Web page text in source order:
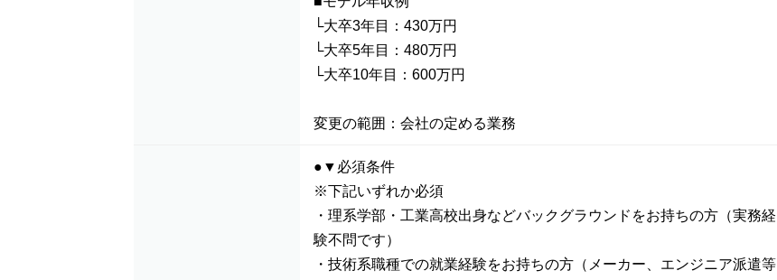
└大卒3年目：430万円
└大卒5年目：480万円
└大卒10年目：600万円
変更の範囲：会社の定める業務
●▼必須条件
※下記いずれか必須
・理系学部・工業高校出身などバックグラウンドをお持ちの方（実務経
験不問です）
・技術系職種での就業経験をお持ちの方（メーカー、エンジニア派遣等